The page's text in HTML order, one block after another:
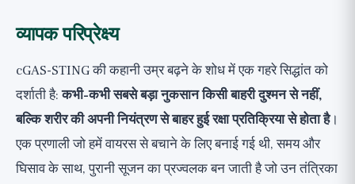
व्यापक परिप्रेक्ष्य
cGAS-STING की कहानी उम्र बढ़ने के शोध में एक गहरे सिद्धांत को
दर्शाती है:कभी-कभी सबसे बड़ा नुकसान किसी बाहरी दुश्मन से नहीं,
बल्कि शरीर की अपनी नियंत्रण से बाहर हुई रक्षा प्रतिक्रिया से होता है।
एक प्रणाली जो हमें वायरस से बचाने के लिए बनाई गई थी, समय और
घिसाव के साथ, पुरानी सूजन का प्रज्वलक बन जाती है जो उन तंत्रिका